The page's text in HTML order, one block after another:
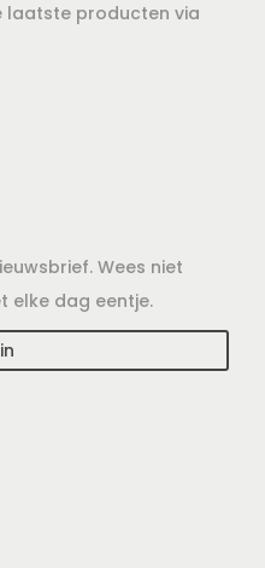
laatste producten via
Wees niet
elke dag eentje.